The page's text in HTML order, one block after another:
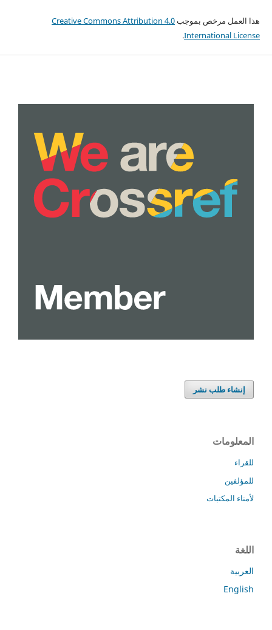
هذا العمل مرخص بموجبCreative Commons Attribution 4.0
International License
.
إنشاء طلب نشر
المعلومات
للقراء
للمؤلفين
لأمناء المكتبات
اللغة
العربية
English